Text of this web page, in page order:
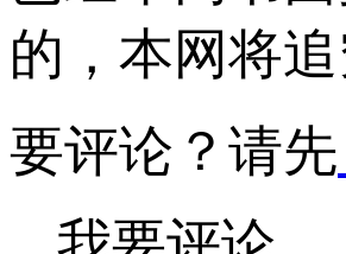
的，本网将
要评论？请先